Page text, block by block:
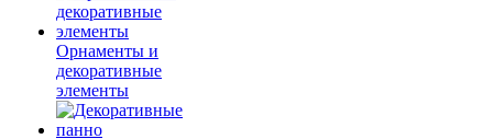
Орнаменты и
декоративные
элементы